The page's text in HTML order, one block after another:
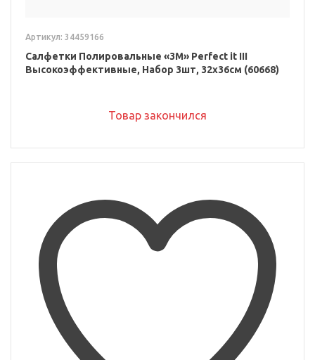
Артикул: 34459166
Салфетки Полировальные «3M» Perfect it III
Высокоэффективные, Набор 3шт, 32x36см (60668)
Товар закончился